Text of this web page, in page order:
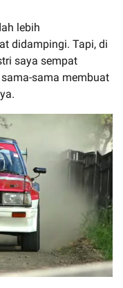
lebih
didampingi. Tapi, di
saya sempat
sama membuat